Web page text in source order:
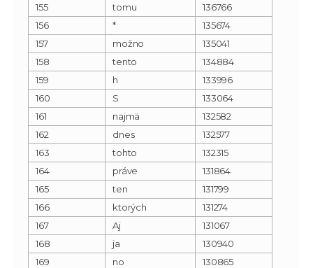
155
tomu
136766
156
*
135674
157
možno
135041
158
tento
134884
159
h
133996
160
S
133064
161
najmä
132582
162
dnes
132577
163
tohto
132315
164
práve
131864
165
ten
131799
166
ktorých
131274
167
Aj
131067
168
ja
130940
169
no
130865